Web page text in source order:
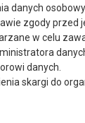
danych
zgody przed
w celu
danych.
skargi do